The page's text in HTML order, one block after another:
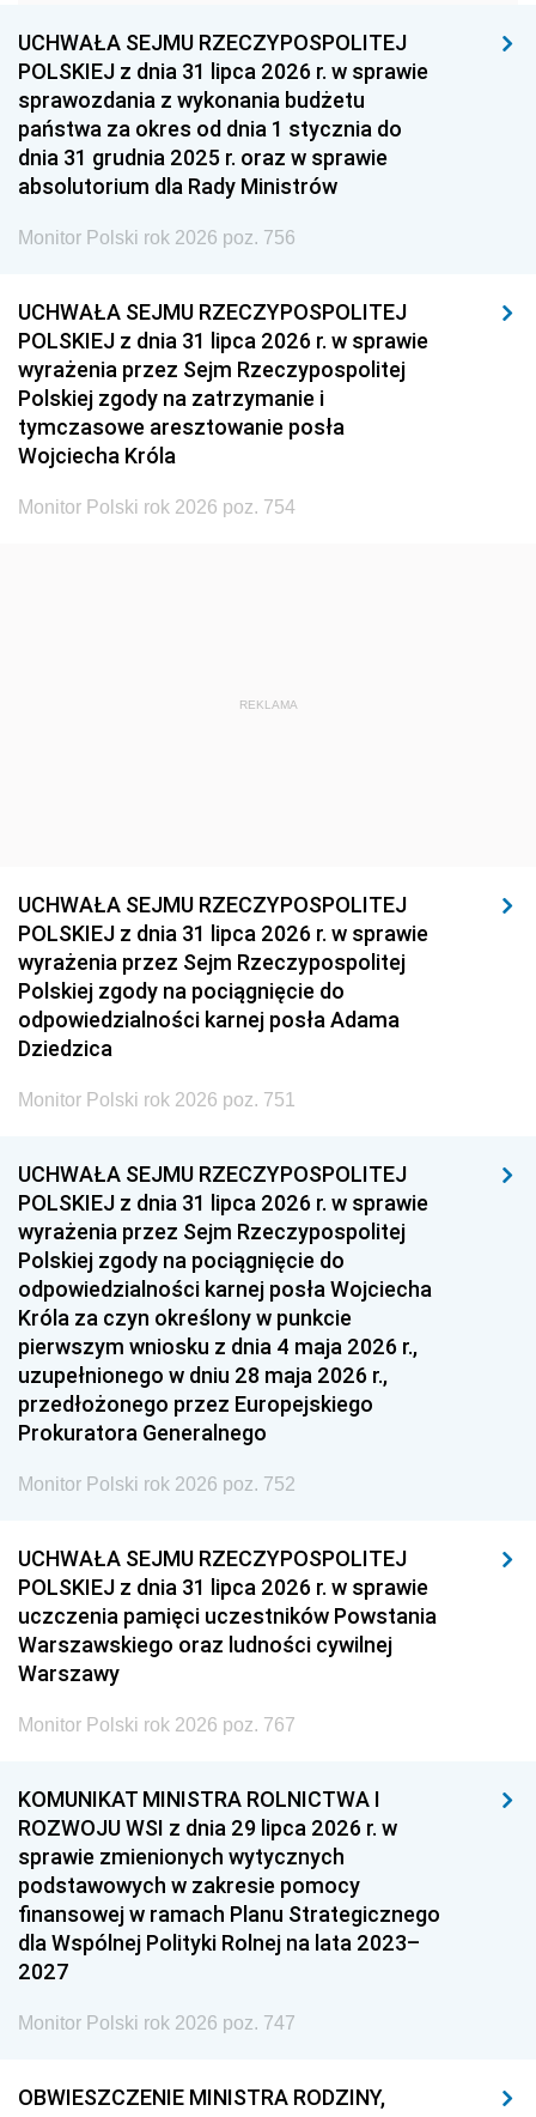
1939 1938 1937
1936 1930
UCHWAŁA SEJMU RZECZYPOSPOLITEJ
POLSKIEJ z dnia 31 lipca 2026 r. w sprawie
sprawozdania z wykonania budżetu
państwa za okres od dnia 1 stycznia do
dnia 31 grudnia 2025 r. oraz w sprawie
absolutorium dla Rady Ministrów
Monitor Polski rok 2026 poz. 756
UCHWAŁA SEJMU RZECZYPOSPOLITEJ
POLSKIEJ z dnia 31 lipca 2026 r. w sprawie
wyrażenia przez Sejm Rzeczypospolitej
Polskiej zgody na zatrzymanie i
tymczasowe aresztowanie posła
Wojciecha Króla
Monitor Polski rok 2026 poz. 754
REKLAMA
UCHWAŁA SEJMU RZECZYPOSPOLITEJ
POLSKIEJ z dnia 31 lipca 2026 r. w sprawie
wyrażenia przez Sejm Rzeczypospolitej
Polskiej zgody na pociągnięcie do
odpowiedzialności karnej posła Adama
Dziedzica
Monitor Polski rok 2026 poz. 751
UCHWAŁA SEJMU RZECZYPOSPOLITEJ
POLSKIEJ z dnia 31 lipca 2026 r. w sprawie
wyrażenia przez Sejm Rzeczypospolitej
Polskiej zgody na pociągnięcie do
odpowiedzialności karnej posła Wojciecha
Króla za czyn określony w punkcie
pierwszym wniosku z dnia 4 maja 2026 r.,
uzupełnionego w dniu 28 maja 2026 r.,
przedłożonego przez Europejskiego
Prokuratora Generalnego
Monitor Polski rok 2026 poz. 752
UCHWAŁA SEJMU RZECZYPOSPOLITEJ
POLSKIEJ z dnia 31 lipca 2026 r. w sprawie
uczczenia pamięci uczestników Powstania
Warszawskiego oraz ludności cywilnej
Warszawy
Monitor Polski rok 2026 poz. 767
KOMUNIKAT MINISTRA ROLNICTWA I
ROZWOJU WSI z dnia 29 lipca 2026 r. w
sprawie zmienionych wytycznych
podstawowych w zakresie pomocy
finansowej w ramach Planu Strategicznego
dla Wspólnej Polityki Rolnej na lata 2023–
2027
Monitor Polski rok 2026 poz. 747
OBWIESZCZENIE MINISTRA RODZINY,